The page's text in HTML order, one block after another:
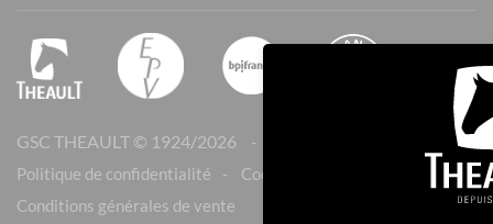
GSC THEAULT © 1924/2026
Politique de confidentialité
Cookies
Conditions générales de vente